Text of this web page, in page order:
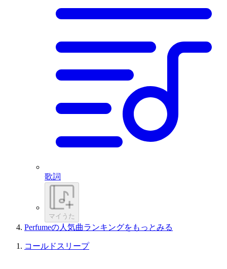
歌詞
マイうた
Perfumeの人気曲ランキングをもっとみる
コールドスリープ